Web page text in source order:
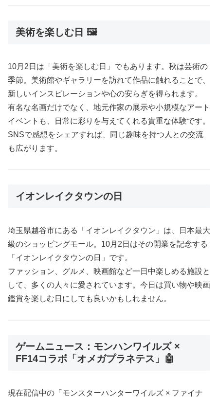
美術を楽しむ日 🖼️
10月2日は「美術を楽しむ日」でもあります。秋は芸術の
季節。美術館やギャラリーを訪れて作品に触れることで、
新しいインスピレーションや心の安らぎを得られます。
有名な名画だけでなく、地元作家の展示や小規模なアート
イベントも、日常に彩りを与えてくれる貴重な体験です。
SNSで感想をシェアすれば、同じ趣味を持つ人との交流
も広がります。
イオンレイクタウンの日
埼玉県越谷市にある「イオンレイクタウン」は、日本最大
級のショッピングモール。10月2日はその開業を記念する
「イオンレイクタウンの日」です。
ファッション、グルメ、映画館など一日中楽しめる施設と
して、多くの人々に愛されています。今日は買い物や映画
鑑賞を楽しむ日にしても良いかもしれません。
ゲームニュース：モンハンワイルズ ×
FF14コラボ「オメガプラネテス」🤖
現在配信中の「モンスターハンターワイルズ × ファイナ